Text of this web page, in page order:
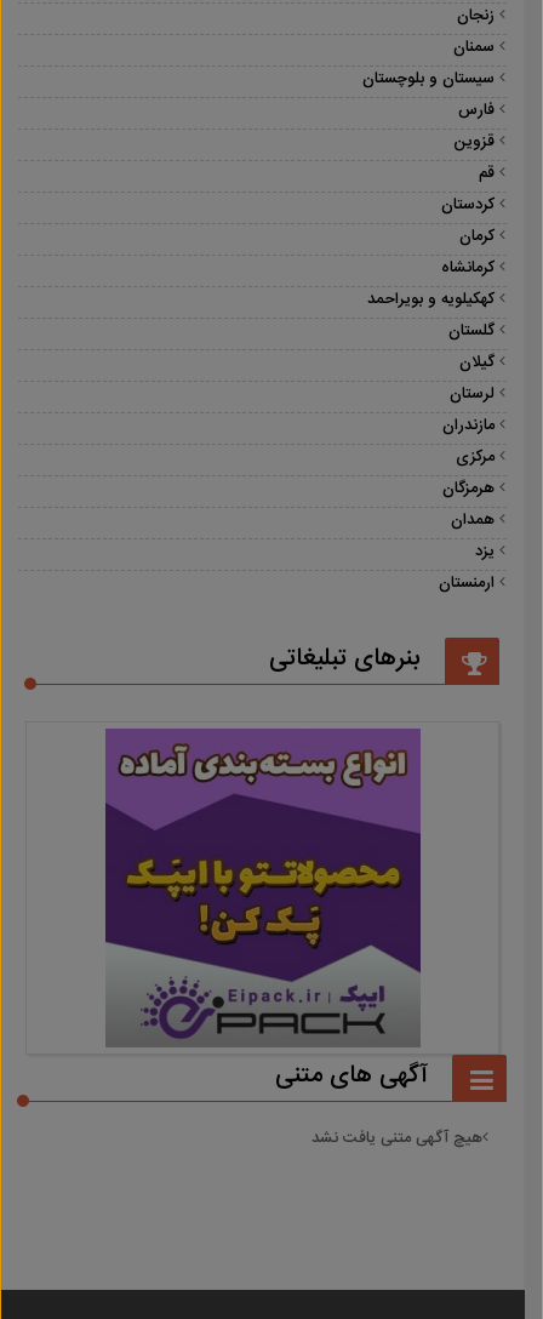
زنجان
سمنان
سیستان و بلوچستان
فارس
قزوین
قم
کردستان
کرمان
کرمانشاه
کهکیلویه و بویراحمد
گلستان
گیلان
لرستان
مازندران
مرکزی
هرمزگان
همدان
یزد
ارمنستان
بنرهای تبلیغاتی
آگهی های متنی
هیچ آگهی متنی یافت نشد